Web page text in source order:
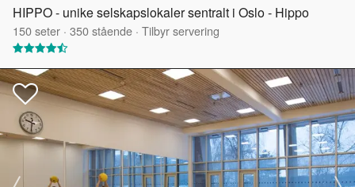
HIPPO - unike selskapslokaler sentralt i Oslo - Hippo
150seter · 350stående · Tilbyr servering